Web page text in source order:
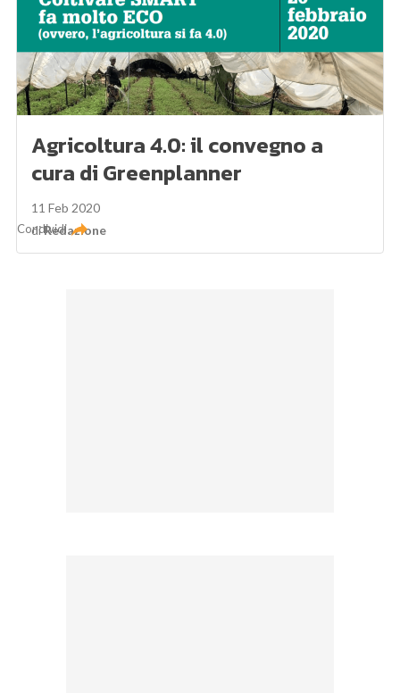
Agricoltura 4.0: il convegno a
cura di Greenplanner
11 Feb 2020
diRedazione
Condividi